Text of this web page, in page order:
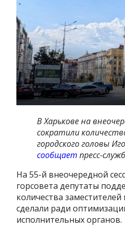
В Харькове на
сократили
городского головы
сообщает пресс-
На 55-й внеочередной
горсовета депутаты
количества
сделали ради
исполнительных органов.